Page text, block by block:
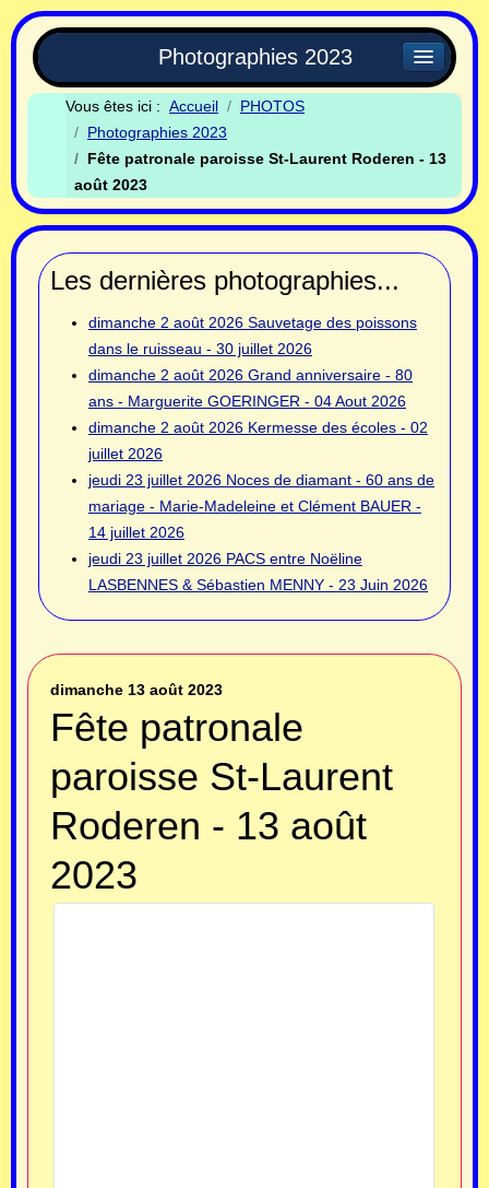
Photographies 2023
Vous êtes ici : Accueil
PHOTOS
Photographies 2023
Fête patronale paroisse St-Laurent Roderen - 13
août 2023
Les dernières photographies...
dimanche 2 août 2026 Sauvetage des poissons
dans le ruisseau - 30 juillet 2026
dimanche 2 août 2026 Grand anniversaire - 80
ans - Marguerite GOERINGER - 04 Aout 2026
dimanche 2 août 2026 Kermesse des écoles - 02
juillet 2026
jeudi 23 juillet 2026 Noces de diamant - 60 ans de
mariage - Marie-Madeleine et Clément BAUER -
14 juillet 2026
jeudi 23 juillet 2026 PACS entre Noëline
LASBENNES & Sébastien MENNY - 23 Juin 2026
dimanche 13 août 2023
Fête patronale
paroisse St-Laurent
Roderen - 13 août
2023